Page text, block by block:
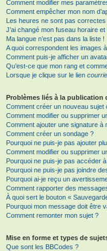
Comment modifier mes
Comment empêcher mon nom
Les heures ne sont pas correctes
J’ai changé mon fuseau horaire
Ma langue n’est pas dans la liste !
A quoi correspondent les images
Comment puis-je afficher un
Qu’est-ce que mon rang et
Lorsque je clique sur le lien
Problèmes liés à la publication
Comment créer un nouveau sujet
Comment modifier ou supprimer
Comment ajouter une signature à
Comment créer un sondage ?
Pourquoi ne puis-je pas ajouter
Comment modifier ou supprimer
Pourquoi ne puis-je pas accéder
Pourquoi ne puis-je pas joindre
Pourquoi ai-je reçu un
Comment rapporter des
À quoi sert le bouton «
Pourquoi mon message doit être
Comment remonter mon sujet ?
Mise en forme et types de
Que sont les BBCodes ?